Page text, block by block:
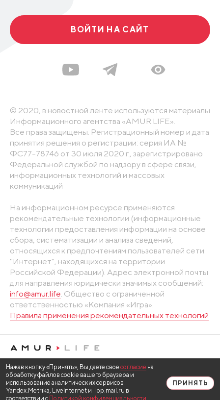
ВОЙТИ НА САЙТ
© 2020, в новостной ленте используются материалы
Информационного агентства «AMUR.LIFE».
Все права защищены. Регистрационный номер и дата
принятия решения о регистрации: серия ИА №
ФС77-78746 от 30 июля 2020 г., зарегистрировано
Федеральной службой по надзору в сфере связи,
информационных технологий и массовых
коммуникаций
На информационном ресурсе применяются
рекомендательные технологии (информационные
технологии предоставления информации на основе
сбора, систематизации и анализа сведений,
относящихся к предпочтениям пользователей сети
"Интернет", находящихся на территории
Российской Федерации). Адрес электронной почты
для направления юридически значимых сообщений:
info@amur.life. Общество с ограниченной
ответственностью «Компания «Игра».
Правила применения рекомендательных технологий
Нажав кнопку «Принять», Вы даете свое согласие на
обработку файлов cookie вашего браузера и
использование аналитических сервисов
Yandex.Metrika, LiveInternet и Top.mail.ru в
соответствии с Политикой конфиденциальности
ПРИНЯТЬ